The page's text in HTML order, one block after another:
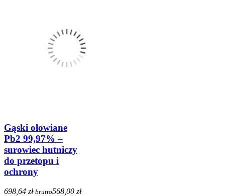
Gąski ołowiane
Pb2 99,97% –
surowiec hutniczy
do przetopu i
ochrony
698,64 zł brutto568,00 zł